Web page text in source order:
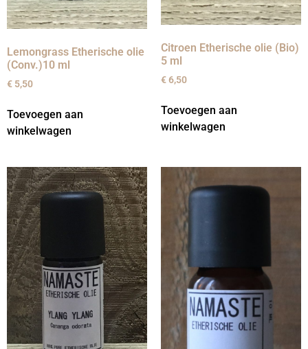
Lemongrass Etherische olie
(Conv.)10 ml
€ 5,50
Toevoegen aan
winkelwagen
Citroen Etherische olie (Bio)
5 ml
€6,50
Toevoegen aan
winkelwagen